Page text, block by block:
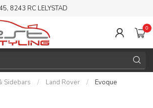
8243 RC LELYSTAD
0
Sidebars / Land Rover / Evoque